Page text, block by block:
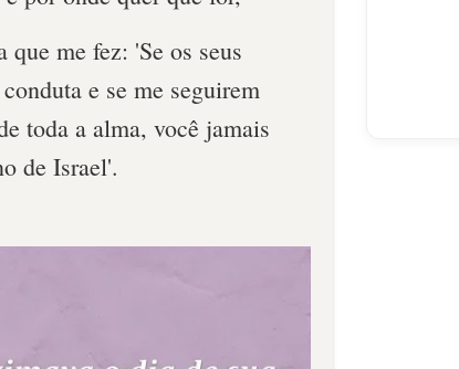
que me fez: 'Se os seus
e se me seguirem
toda a alma, você jamais
de Israel'.